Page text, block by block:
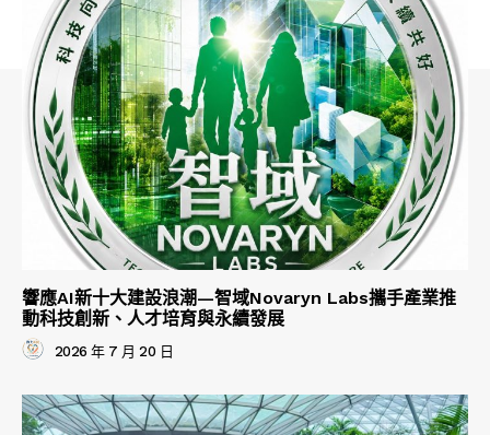
響應AI新十大建設浪潮—智域Novaryn Labs攜手產業推
動科技創新、人才培育與永續發展
2026 年 7 月 20 日